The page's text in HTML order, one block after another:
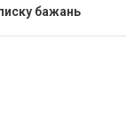
бажань